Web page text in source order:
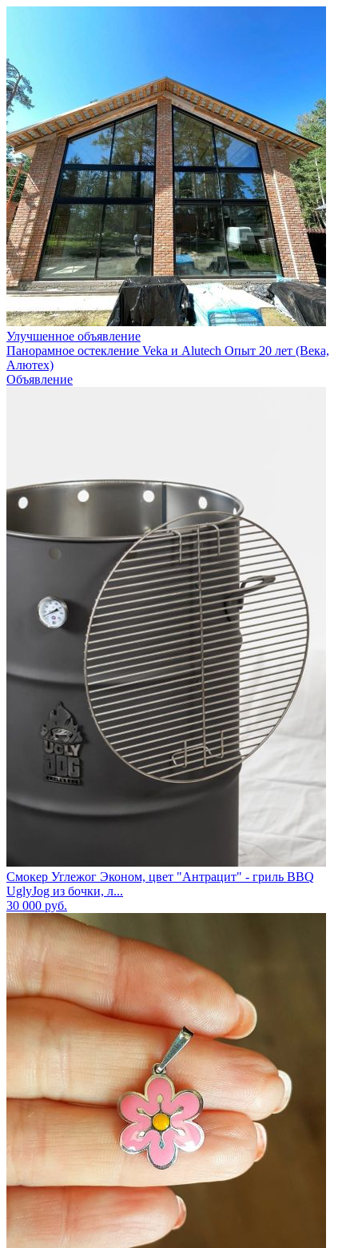
Улучшенное объявление
Панорамное остекление Veka и Alutech Опыт 20 лет (Века,
Алютех)
Объявление
Смокер Углежог Эконом, цвет "Антрацит" - гриль BBQ
UglyJog из бочки, л...
30 000 руб.